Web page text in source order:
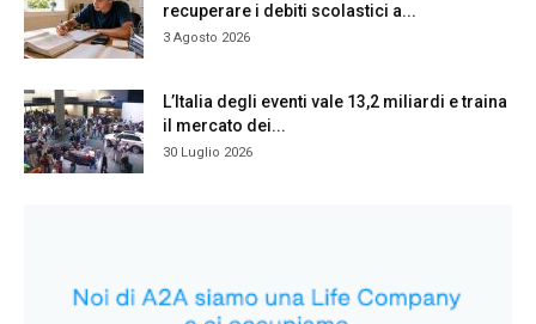
recuperare i debiti scolastici a...
3 Agosto 2026
L’Italia degli eventi vale 13,2 miliardi e traina
il mercato dei...
30 Luglio 2026